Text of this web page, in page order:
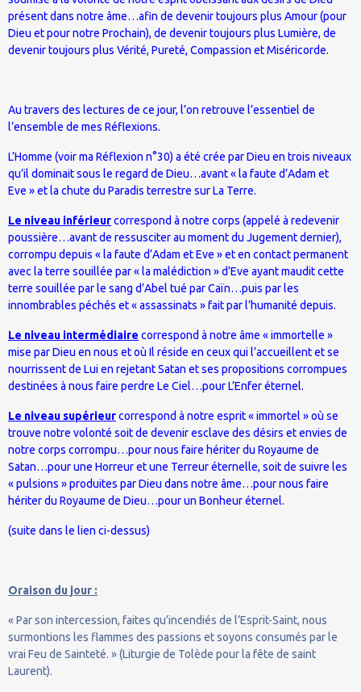
présent dans notre âme…afin de devenir toujours plus Amour (pour
Dieu et pour notre Prochain), de devenir toujours plus Lumière, de
devenir toujours plus Vérité, Pureté, Compassion et Miséricorde.
Au travers des lectures de ce jour, l’on retrouve l’essentiel de
l’ensemble de mes Réflexions.
L’Homme (voir ma Réflexion n°30) a été crée par Dieu en trois niveaux
qu’il dominait sous le regard de Dieu…avant « la faute d’Adam et
Eve » et la chute du Paradis terrestre sur La Terre.
Le niveau inférieurcorrespond à notre corps (appelé à redevenir
poussière…avant de ressusciter au moment du Jugement dernier),
corrompu depuis « la faute d’Adam et Eve » et en contact permanent
avec la terre souillée par « la malédiction » d’Eve ayant maudit cette
terre souillée par le sang d’Abel tué par Caïn…puis par les
innombrables péchés et « assassinats » fait par l’humanité depuis.
Le niveau intermédiaire correspond à notre âme « immortelle »
mise par Dieu en nous et où Il réside en ceux qui l’accueillent et se
nourrissent de Lui en rejetant Satan et ses propositions corrompues
destinées à nous faire perdre Le Ciel…pour L’Enfer éternel.
Le niveau supérieurcorrespond à notre esprit « immortel » où se
trouve notre volonté soit de devenir esclave des désirs et envies de
notre corps corrompu…pour nous faire hériter du Royaume de
Satan…pour une Horreur et une Terreur éternelle, soit de suivre les
« pulsions » produites par Dieu dans notre âme…pour nous faire
hériter du Royaume de Dieu…pour un Bonheur éternel.
(suite dans le lien ci-dessus)
Oraison du jour :
« Par son intercession, faites qu’incendiés de l’Esprit-Saint, nous
surmontions les flammes des passions et soyons consumés par le
vrai Feu de Sainteté. » (Liturgie de Tolède pour la fête de saint
Laurent).